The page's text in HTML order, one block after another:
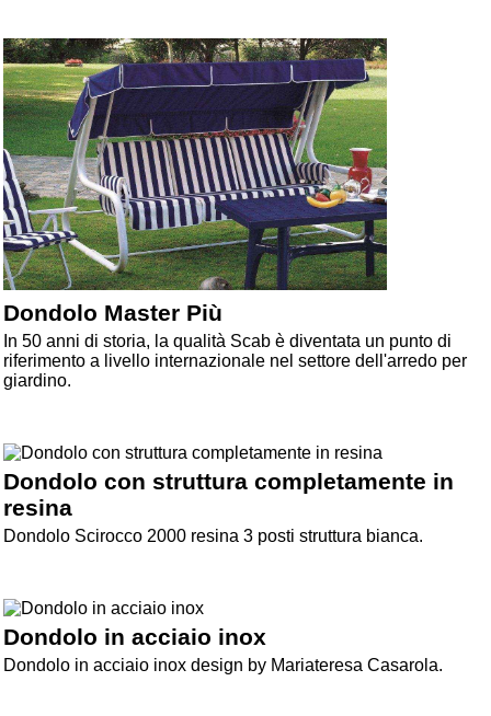
Dondolo Master Più
In 50 anni di storia, la qualità Scab è diventata un punto di
riferimento a livello internazionale nel settore dell'arredo per
giardino.
Dondolo con struttura completamente in
resina
Dondolo Scirocco 2000 resina 3 posti struttura bianca.
Dondolo in acciaio inox
Dondolo in acciaio inox design by Mariateresa Casarola.